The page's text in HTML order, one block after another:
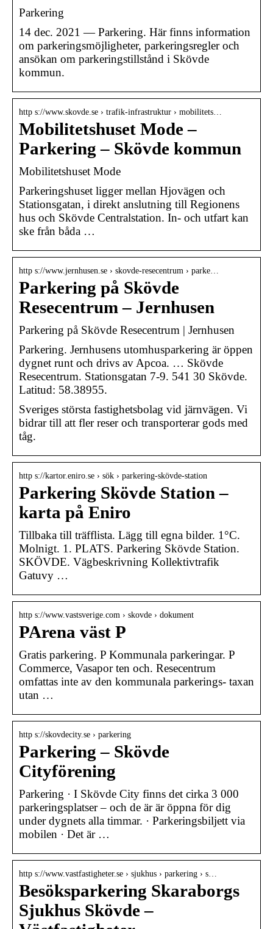
Parkering
14 dec. 2021 — Parkering. Här finns information
om parkeringsmöjligheter, parkeringsregler och
ansökan om parkeringstillstånd i Skövde
kommun.
http s://www.skovde.se › trafik-infrastruktur › mobilitets…
Mobilitetshuset Mode –
Parkering – Skövde kommun
Mobilitetshuset Mode
Parkeringshuset ligger mellan Hjovägen och
Stationsgatan, i direkt anslutning till Regionens
hus och Skövde Centralstation. In- och utfart kan
ske från båda …
http s://www.jernhusen.se › skovde-resecentrum › parke…
Parkering på Skövde
Resecentrum – Jernhusen
Parkering på Skövde Resecentrum | Jernhusen
Parkering. Jernhusens utomhusparkering är öppen
dygnet runt och drivs av Apcoa. … Skövde
Resecentrum. Stationsgatan 7-9. 541 30 Skövde.
Latitud: 58.38955.
Sveriges största fastighetsbolag vid järnvägen. Vi
bidrar till att fler reser och transporterar gods med
tåg.
http s://kartor.eniro.se › sök › parkering-skövde-station
Parkering Skövde Station –
karta på Eniro
Tillbaka till träfflista. Lägg till egna bilder. 1°C.
Molnigt. 1. PLATS. Parkering Skövde Station.
SKÖVDE. Vägbeskrivning Kollektivtrafik
Gatuvy …
http s://www.vastsverige.com › skovde › dokument
PArena väst P
Gratis parkering. P Kommunala parkeringar. P
Commerce, Vasapor ten och. Resecentrum
omfattas inte av den kommunala parkerings- taxan
utan …
http s://skovdecity.se › parkering
Parkering – Skövde
Cityförening
Parkering · I Skövde City finns det cirka 3 000
parkeringsplatser – och de är är öppna för dig
under dygnets alla timmar. · Parkeringsbiljett via
mobilen · Det är …
http s://www.vastfastigheter.se › sjukhus › parkering › s…
Besöksparkering Skaraborgs
Sjukhus Skövde –